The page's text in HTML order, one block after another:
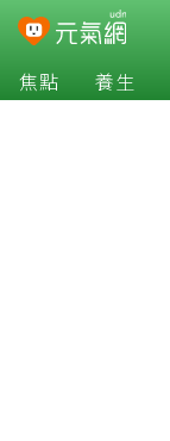
焦點 養生